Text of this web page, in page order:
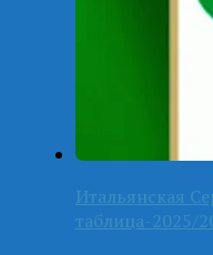
Итальянская
таблица-2025/